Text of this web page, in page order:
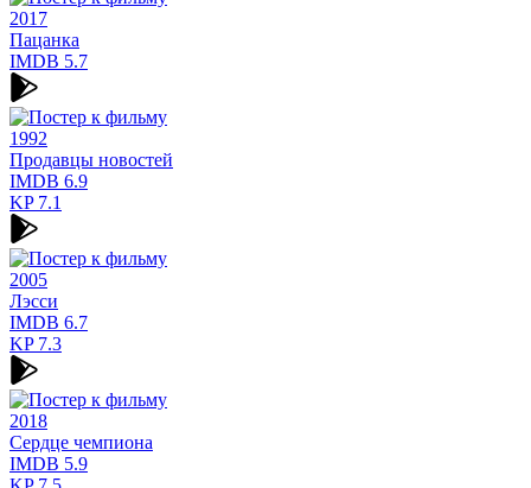
2017
Пацанка
IMDB 5.7
1992
Продавцы новостей
IMDB 6.9
KP7.1
2005
Лэсси
IMDB 6.7
KP7.3
2018
Сердце чемпиона
IMDB 5.9